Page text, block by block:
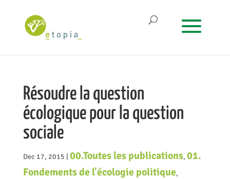
Résoudre la question
écologique pour la question
sociale
Dec 17, 2015 00.Toutes les publications, 01.
Fondements de l'écologie politique,